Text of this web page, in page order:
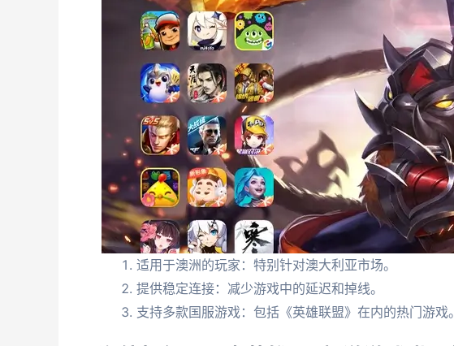
适用于澳洲的玩家：特别针对澳大利亚市场。
提供稳定连接：减少游戏中的延迟和掉线。
支持多款国服游戏：包括《英雄联盟》在内的热门游戏。